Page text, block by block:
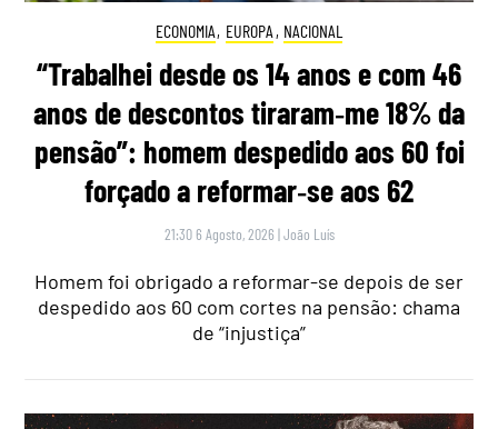
ECONOMIA, EUROPA , NACIONAL
“Trabalhei desde os 14 anos e com 46
anos de descontos tiraram‑me 18% da
pensão”: homem despedido aos 60 foi
forçado a reformar‑se aos 62
21:30 6 Agosto, 2026 |João Luís
Homem foi obrigado a reformar-se depois de ser
despedido aos 60 com cortes na pensão: chama
de “injustiça”